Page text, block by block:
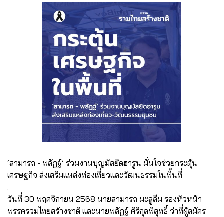
‘สามารถ - พลัฏฐ์’ ร่วมงานบุญมัสยิดฮารูน มั่นใจช่วยกระตุ้น
เศรษฐกิจ ส่งเสริมแหล่งท่องเที่ยวและวัฒนธรรมในพื้นที่
.
วันที่ 30 พฤศจิกายน 2568 นายสามารถ มะลูลีม รองหัวหน้า
พรรครวมไทยสร้างชาติ และนายพลัฏฐ์ ศิริกุลพิสุทธิ์ ว่าที่ผู้สมัคร